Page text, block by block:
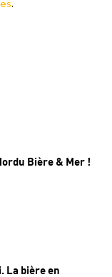
.
Bière & Mer !
La bière en